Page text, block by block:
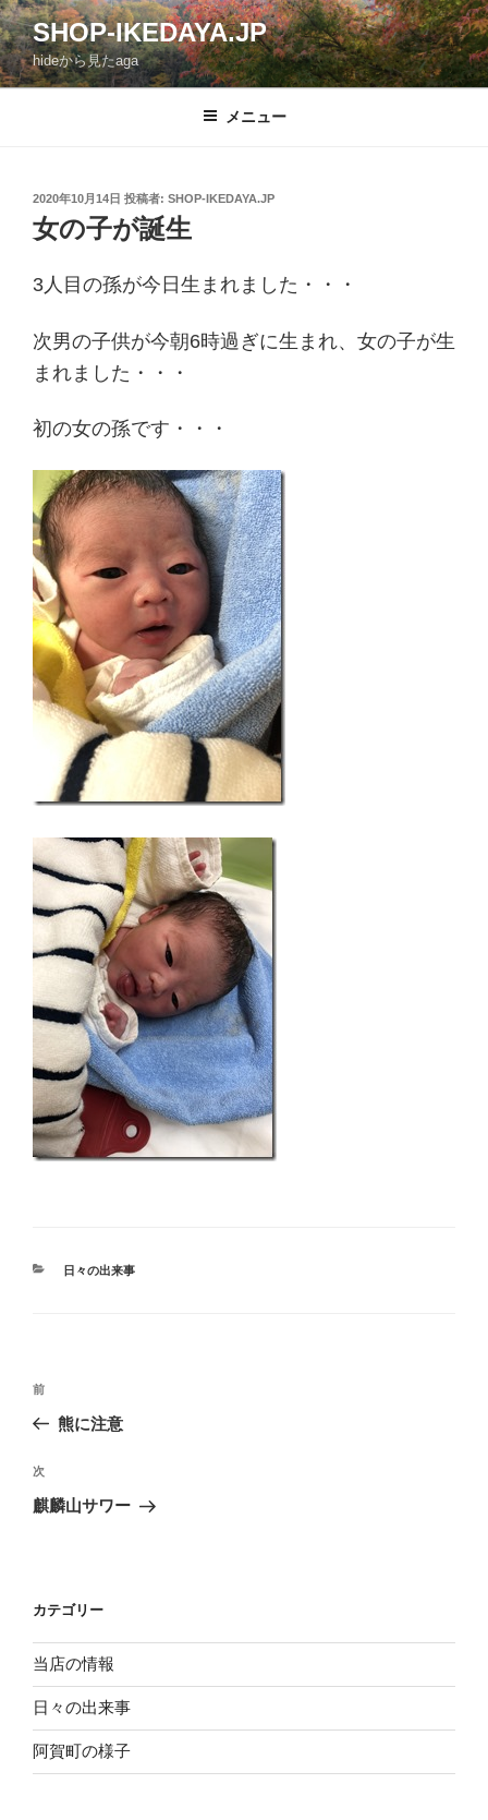
コ
ン
テ
ン
SHOP-IKEDAYA.JP
hideから見たaga
メニュー
投
稿
日:
2020年10月14日 投稿者: SHOP-IKEDAYA.JP
女の子が誕生
3人目の孫が今日生まれました・・・
次男の子供が今朝6時過ぎに生まれ、女の子が生
まれました・・・
初の女の孫です・・・
カ
日々の出来事
投
ビ
ゲ
ン
過
去
投
稿
前
熊に注意
次
の
次
麒麟山サワー
カテゴリー
当店の情報
日々の出来事
阿賀町の様子